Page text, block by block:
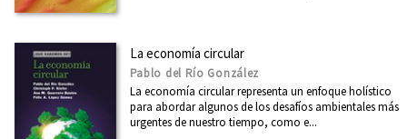
La economía circular
Pablo del Río González
La economía circular representa un enfoque holístico
para abordar algunos de los desafíos ambientales más
urgentes de nuestro tiempo, como e...